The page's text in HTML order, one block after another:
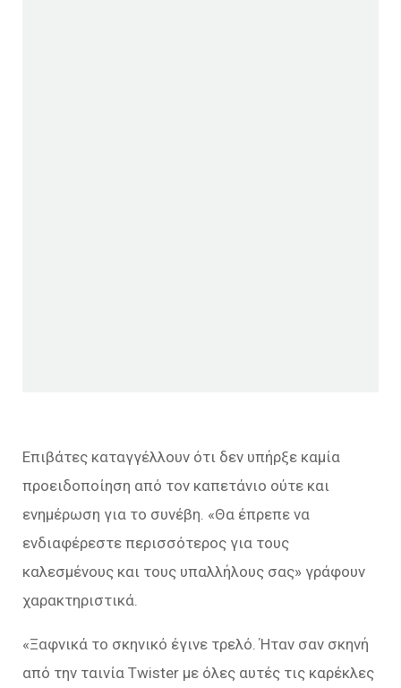
Επιβάτες καταγγέλλουν ότι δεν υπήρξε καμία
προειδοποίηση από τον καπετάνιο ούτε και
ενημέρωση για το συνέβη. «Θα έπρεπε να
ενδιαφέρεστε περισσότερος για τους
καλεσμένους και τους υπαλλήλους σας» γράφουν
χαρακτηριστικά.
«Ξαφνικά το σκηνικό έγινε τρελό. Ήταν σαν σκηνή
από την ταινία Twister με όλες αυτές τις καρέκλες